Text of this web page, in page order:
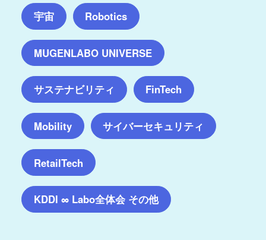
宇宙 Robotics
MUGENLABO UNIVERSE
サステナビリティ FinTech
Mobility サイバーセキュリティ
RetailTech
KDDI ∞ Labo全体会 その他